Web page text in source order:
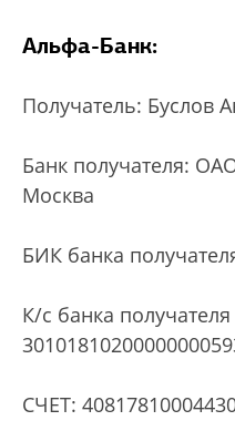
Альфа-Банк:
Получатель: Буслов
Банк получателя:
Москва
БИК банка
К/с банка
СЧЕТ: